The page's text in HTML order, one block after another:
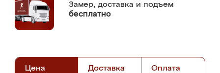
Замер, доставка и подъем
бесплатно
Цена Доставка Оплата